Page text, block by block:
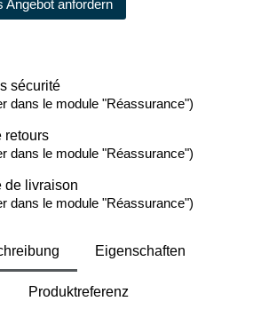
Angebot anfordern
sécurité
dans le module "Réassurance")
retours
dans le module "Réassurance")
de livraison
dans le module "Réassurance")
Eigenschaften
Produktreferenz